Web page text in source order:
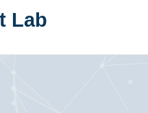
Lab